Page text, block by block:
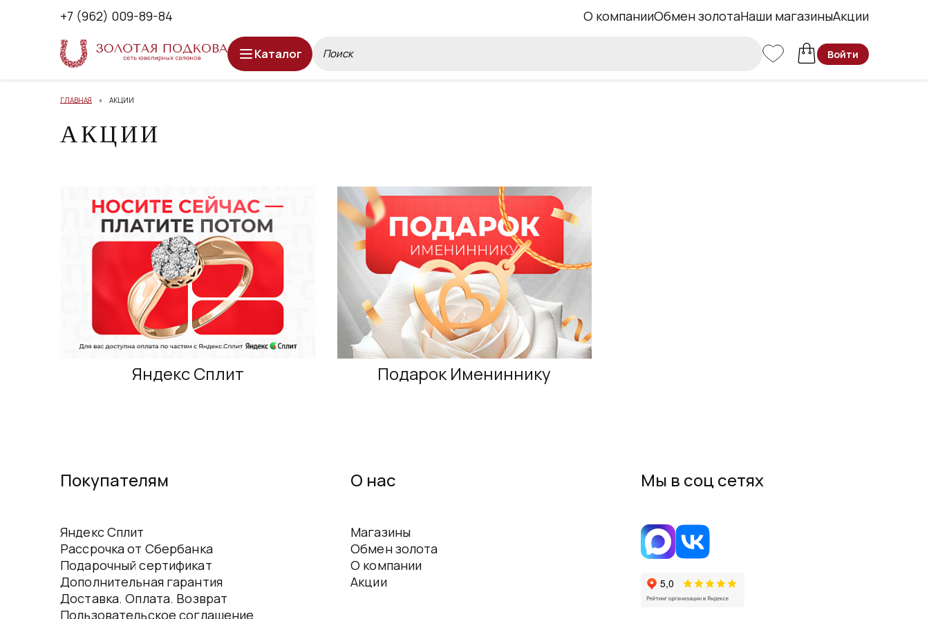
+7 (962) 009-89-84 О компанииОбмен золотаНаши магазиныАкции
Каталог Войти
ГЛАВНАЯ АКЦИИ
АКЦИИ
Яндекс Сплит Подарок Имениннику
Покупателям
Яндекс Сплит
Рассрочка от Сбербанка
Подарочный сертификат
Дополнительная гарантия
Доставка. Оплата. Возврат
Пользовательское соглашение
О нас
Магазины
Обмен золота
О компании
Акции
Мы в соц сетях